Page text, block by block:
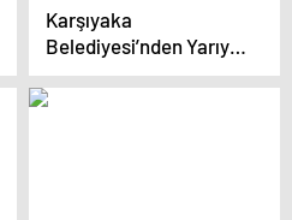
Karşıyaka
Belediyesi’nden Yarıyıl
Tatiline Özel Etkinlikler